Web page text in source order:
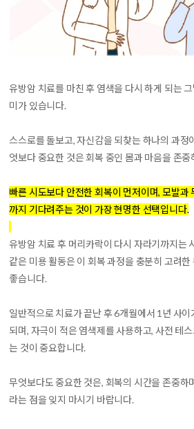
유방암 치료를 마친 후 염색을 다시 하게 되는
미가 있습니다.
스스로를 돌보고, 자신감을 되찾는 하나의 과정
엇보다 중요한 것은 회복 중인 몸과 마음을 존중
빠른 시도보다 안전한 회복이 먼저이며, 모발과
까지 기다려주는 것이 가장 현명한 선택입니다.
유방암 치료 후 머리카락이 다시 자라기까지는
같은 미용 활동은 이 회복 과정을 충분히 고려한
좋습니다.
일반적으로 치료가 끝난 후 6개월에서 1년 사
되며, 자극이 적은 염색제를 사용하고, 사전 테
는 것이 중요합니다.
무엇보다도 중요한 것은, 회복의 시간을 존중하
라는 점을 잊지 마시기 바랍니다.